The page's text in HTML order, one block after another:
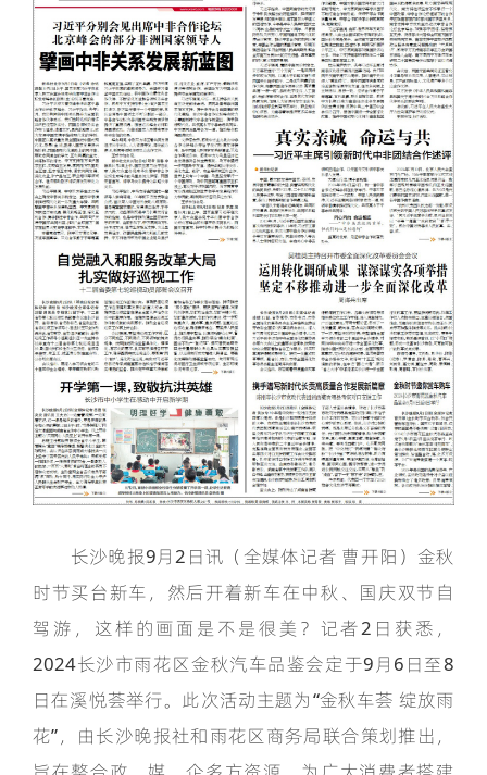
长沙晚报9月2日讯（全媒体记者 曹开阳）金秋
时节买台新车，然后开着新车在中秋、国庆双节自
驾游，这样的画面是不是很美？记者2日获悉，
2024长沙市雨花区金秋汽车品鉴会定于9月6日至8
日在溪悦荟举行。此次活动主题为“金秋车荟 绽放雨
花”，由长沙晚报社和雨花区商务局联合策划推出，